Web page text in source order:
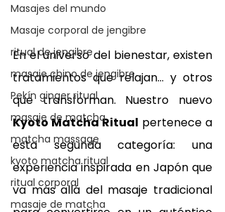
Masajes del mundo
Masaje corporal de jengibre
ritual de jengibre
masaje chino de jengibre
Pekín ginger ritual
masaje de matcha
matcha massage
kyoto matcha ritual
ritual corporal
masaje de matcha
En el universo del bienestar, existen
tratamientos que relajan… y otros
Kyoto Matcha Ritual pertenece a
esta segunda categoría: una
experiencia inspirada en Japón que
va más allá del masaje tradicional